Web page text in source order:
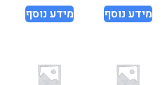
מידע נוסף מידע נוסף